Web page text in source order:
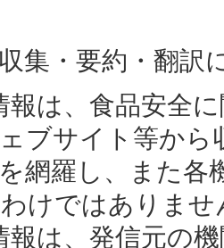
集・要約・翻訳
は、食品安全
ブサイト等か
網羅し、また各
けではありませ
は、発信元の